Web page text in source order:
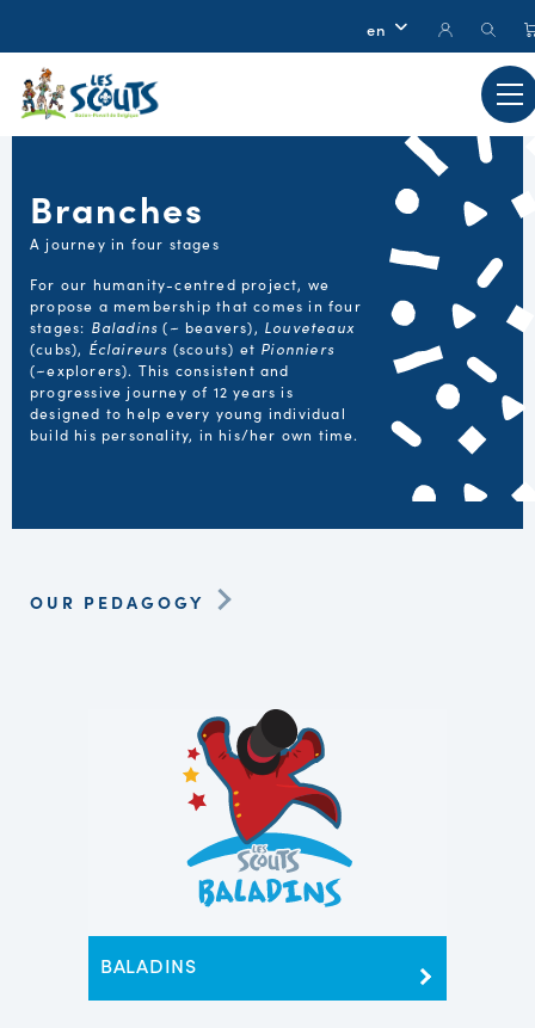
Branches
A journey in four stages
For our humanity-centred project, we
propose a membership that comes in four
stages: Baladins (~ beavers), Louveteaux
(cubs), Éclaireurs (scouts) et Pionniers
(~explorers). This consistent and
progressive journey of 12 years is
designed to help every young individual
build his personality, in his/her own time.
OUR PEDAGOGY
BALADINS